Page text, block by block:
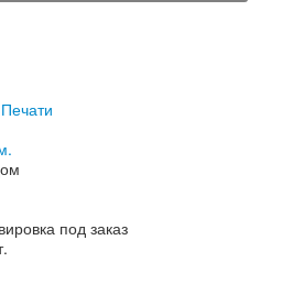
под заказ